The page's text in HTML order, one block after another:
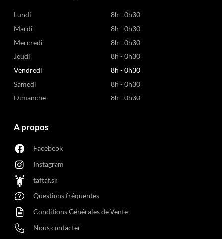
Lundi
8h - 0h30
Mardi
8h - 0h30
Mercredi
8h - 0h30
Jeudi
8h - 0h30
Vendredi
8h - 0h30
Samedi
8h - 0h30
Dimanche
8h - 0h30
A propos
Facebook
Instagram
taftaf.sn
Questions fréquentes
Conditions Générales de Vente
Nous contacter